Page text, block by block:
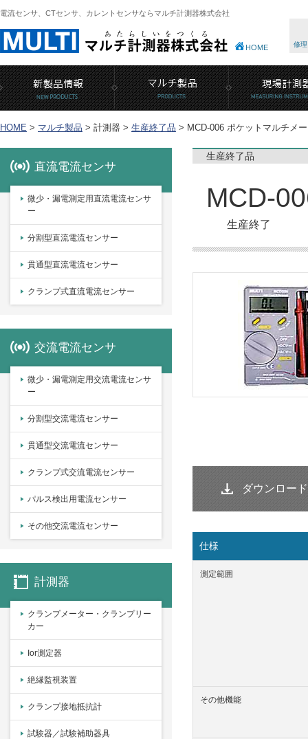
電流センサ、CTセンサ、カレントセンサならマルチ計測器株式会社
HOME 修
HOME > マルチ製品 > 計測器 > 生産終了品 > MCD-006 ポケットマルチメ
直流電流センサ
微少・漏電測定用直流電流センサ
ー
分割型直流電流センサー
貫通型直流電流センサー
クランプ式直流電流センサー
交流電流センサ
微少・漏電測定用交流電流センサ
ー
分割型交流電流センサー
貫通型交流電流センサー
クランプ式交流電流センサー
パルス検出用電流センサー
その他交流電流センサー
計測器
クランプメーター・クランプリー
カー
Ior測定器
絶縁監視装置
クランプ接地抵抗計
試験器／試験補助器具
生産終了品
MCD-
生産終了
ダウンロード
仕様
測定範囲
その他機能